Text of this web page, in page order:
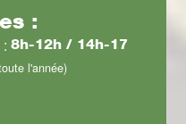
:
:8h-12h / 14h-17
l'année)